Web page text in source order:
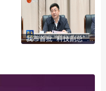
我市首批 “科技副总” “产业教授”进行成果展示